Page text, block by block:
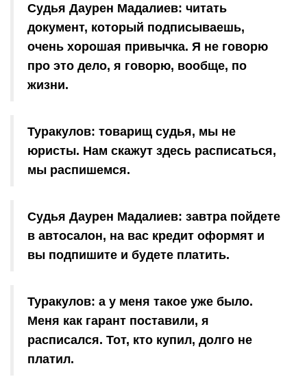
Судья Даурен Мадалиев: читать
документ, который подписываешь,
очень хорошая привычка. Я не говорю
про это дело, я говорю, вообще, по
жизни.
Туракулов: товарищ судья, мы не
юристы. Нам скажут здесь расписаться,
мы распишемся.
Судья Даурен Мадалиев: завтра пойдете
в автосалон, на вас кредит оформят и
вы подпишите и будете платить.
Туракулов: а у меня такое уже было.
Меня как гарант поставили, я
расписался. Тот, кто купил, долго не
платил.